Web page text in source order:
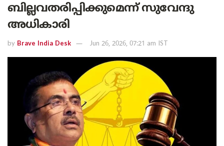
ബില്ലവതരിപ്പിക്കുമെന്ന് സുവേന്ദു
അധികാരി
by Brave India Desk Jun 26, 2026, 07:21 am IST